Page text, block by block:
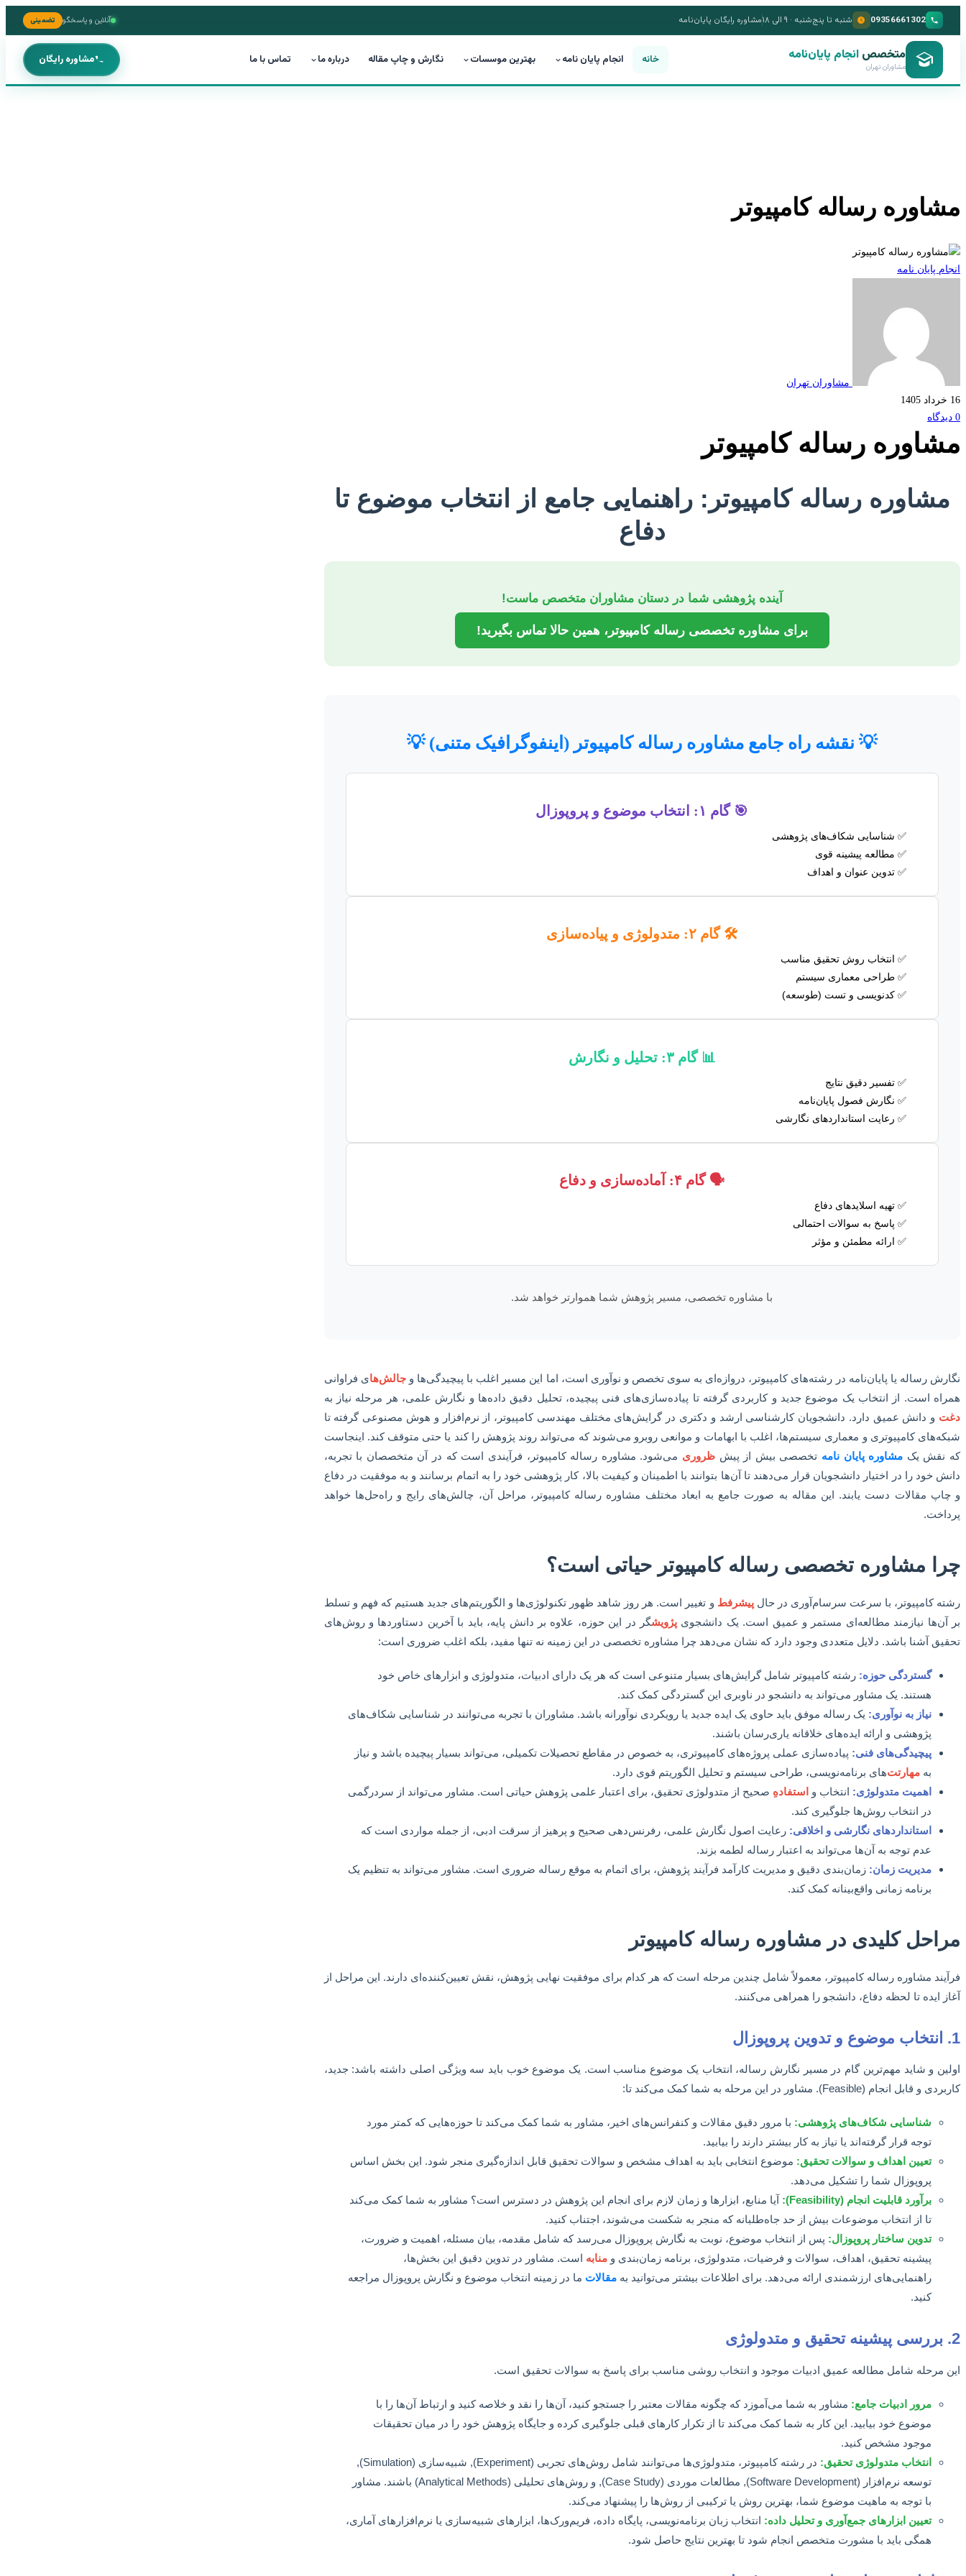
09356661302 شنبه تا پنج‌شنبه · ۹ الی ۱۸ مشاوره رایگان پایان‌نامه آنلاین و پاسخگو تضمینی
متخصص انجام پایان‌نامه
مشاوران تهران خانه انجام پایان نامه بهترین موسسات نگارش و چاپ مقاله درباره ما تماس با ما مشاوره رایگان
مشاوره رساله کامپیوتر
انجام پایان نامه
مشاوران تهران
16 خرداد 1405
0 دیدگاه
مشاوره رساله کامپیوتر
مشاوره رساله کامپیوتر: راهنمایی جامع از انتخاب موضوع تا
دفاع
آینده پژوهشی شما در دستان مشاوران متخصص ماست!
برای مشاوره تخصصی رساله کامپیوتر، همین حالا تماس بگیرید!
💡 نقشه راه جامع مشاوره رساله کامپیوتر (اینفوگرافیک متنی) 💡
🎯 گام ۱: انتخاب موضوع و پروپوزال
شناسایی شکاف‌های پژوهشی
مطالعه پیشینه قوی
تدوین عنوان و اهداف
🛠️ گام ۲: متدولوژی و پیاده‌سازی
انتخاب روش تحقیق مناسب
طراحی معماری سیستم
کدنویسی و تست (طوسعه)
📊 گام ۳: تحلیل و نگارش
تفسیر دقیق نتایج
نگارش فصول پایان‌نامه
رعایت استانداردهای نگارشی
🗣️ گام ۴: آماده‌سازی و دفاع
تهیه اسلایدهای دفاع
پاسخ به سوالات احتمالی
ارائه مطمئن و مؤثر
با مشاوره تخصصی، مسیر پژوهش شما هموارتر خواهد شد.
نگارش رساله یا پایان‌نامه در رشته‌های کامپیوتر، دروازه‌ای به سوی تخصص و نوآوری است، اما این مسیر اغلب با پیچیدگی‌ها وجالش‌های فراوانی
همراه است. از انتخاب یک موضوع جدید و کاربردی گرفته تا پیاده‌سازی‌های فنی پیچیده، تحلیل دقیق داده‌ها و نگارش علمی، هر مرحله نیاز به
دغت و دانش عمیق دارد. دانشجویان کارشناسی ارشد و دکتری در گرایش‌های مختلف مهندسی کامپیوتر، از نرم‌افزار و هوش مصنوعی گرفته تا
شبکه‌های کامپیوتری و معماری سیستم‌ها، اغلب با ابهامات و موانعی روبرو می‌شوند که می‌تواند روند پژوهش را کند یا حتی متوقف کند. اینجاست
که نقش یک مشاوره پایان نامه تخصصی بیش از پیشظروری می‌شود. مشاوره رساله کامپیوتر، فرآیندی است که در آن متخصصان با تجربه،
دانش خود را در اختیار دانشجویان قرار می‌دهند تا آن‌ها بتوانند با اطمینان و کیفیت بالا، کار پژوهشی خود را به اتمام برسانند و به موفقیت در دفاع
و چاپ مقالات دست یابند. این مقاله به صورت جامع به ابعاد مختلف مشاوره رساله کامپیوتر، مراحل آن، چالش‌های رایج و راه‌حل‌ها خواهد
پرداخت.
چرا مشاوره تخصصی رساله کامپیوتر حیاتی است؟
رشته کامپیوتر، با سرعت سرسام‌آوری در حالپیشرفط و تغییر است. هر روز شاهد ظهور تکنولوژی‌ها و الگوریتم‌های جدید هستیم که فهم و تسلط
بر آن‌ها نیازمند مطالعه‌ای مستمر و عمیق است. یک دانشجویپژویشگر در این حوزه، علاوه بر دانش پایه، باید با آخرین دستاوردها و روش‌های
تحقیق آشنا باشد. دلایل متعددی وجود دارد که نشان می‌دهد چرا مشاوره تخصصی در این زمینه نه تنها مفید، بلکه اغلب ضروری است:
گستردگی حوزه: رشته کامپیوتر شامل گرایش‌های بسیار متنوعی است که هر یک دارای ادبیات، متدولوژی و ابزارهای خاص خود
هستند. یک مشاور می‌تواند به دانشجو در ناوبری این گستردگی کمک کند.
نیاز به نوآوری: یک رساله موفق باید حاوی یک ایده جدید یا رویکردی نوآورانه باشد. مشاوران با تجربه می‌توانند در شناسایی شکاف‌های
پژوهشی و ارائه ایده‌های خلاقانه یاری‌رسان باشند.
پیچیدگی‌های فنی: پیاده‌سازی عملی پروژه‌های کامپیوتری، به خصوص در مقاطع تحصیلات تکمیلی، می‌تواند بسیار پیچیده باشد و نیاز
به مهارتت‌های برنامه‌نویسی، طراحی سیستم و تحلیل الگوریتم قوی دارد.
اهمیت متدولوژی: انتخاب و استفادهِ صحیح از متدولوژی تحقیق، برای اعتبار علمی پژوهش حیاتی است. مشاور می‌تواند از سردرگمی
در انتخاب روش‌ها جلوگیری کند.
استانداردهای نگارشی و اخلاقی: رعایت اصول نگارش علمی، رفرنس‌دهی صحیح و پرهیز از سرقت ادبی، از جمله مواردی است که
عدم توجه به آن‌ها می‌تواند به اعتبار رساله لطمه بزند.
مدیریت زمان: زمان‌بندی دقیق و مدیریت کارآمد فرآیند پژوهش، برای اتمام به موقع رساله ضروری است. مشاور می‌تواند به تنظیم یک
برنامه زمانی واقع‌بینانه کمک کند.
مراحل کلیدی در مشاوره رساله کامپیوتر
فرآیند مشاوره رساله کامپیوتر، معمولاً شامل چندین مرحله است که هر کدام برای موفقیت نهایی پژوهش، نقش تعیین‌کننده‌ای دارند. این مراحل از
آغاز ایده تا لحظه دفاع، دانشجو را همراهی می‌کنند.
1. انتخاب موضوع و تدوین پروپوزال
اولین و شاید مهم‌ترین گام در مسیر نگارش رساله، انتخاب یک موضوع مناسب است. یک موضوع خوب باید سه ویژگی اصلی داشته باشد: جدید،
کاربردی و قابل انجام (Feasible). مشاور در این مرحله به شما کمک می‌کند تا:
شناسایی شکاف‌های پژوهشی: با مرور دقیق مقالات و کنفرانس‌های اخیر، مشاور به شما کمک می‌کند تا حوزه‌هایی که کمتر مورد
توجه قرار گرفته‌اند یا نیاز به کار بیشتر دارند را بیابید.
تعیین اهداف و سوالات تحقیق: موضوع انتخابی باید به اهداف مشخص و سوالات تحقیق قابل اندازه‌گیری منجر شود. این بخش اساس
پروپوزال شما را تشکیل می‌دهد.
برآورد قابلیت انجام (Feasibility):
آیا منابع، ابزارها و زمان لازم برای انجام این پژوهش در دسترس است؟ مشاور به شما کمک می‌کند
تا از انتخاب موضوعات بیش از حد جاه‌طلبانه که منجر به شکست می‌شوند، اجتناب کنید.
تدوین ساختار پروپوزال: پس از انتخاب موضوع، نوبت به نگارش پروپوزال می‌رسد که شامل مقدمه، بیان مسئله، اهمیت و ضرورت،
پیشینه تحقیق، اهداف، سوالات و فرضیات، متدولوژی، برنامه زمان‌بندی و منابه است. مشاور در تدوین دقیق این بخش‌ها،
راهنمایی‌های ارزشمندی ارائه می‌دهد. برای اطلاعات بیشتر می‌توانید به مقالات ما در زمینه انتخاب موضوع و نگارش پروپوزال مراجعه
کنید.
2. بررسی پیشینه تحقیق و متدولوژی
این مرحله شامل مطالعه عمیق ادبیات موجود و انتخاب روشی مناسب برای پاسخ به سوالات تحقیق است.
مرور ادبیات جامع: مشاور به شما می‌آموزد که چگونه مقالات معتبر را جستجو کنید، آن‌ها را نقد و خلاصه کنید و ارتباط آن‌ها را با
موضوع خود بیابید. این کار به شما کمک می‌کند تا از تکرار کارهای قبلی جلوگیری کرده و جایگاه پژوهش خود را در میان تحقیقات
موجود مشخص کنید.
انتخاب متدولوژی تحقیق:
در رشته کامپیوتر، متدولوژی‌ها می‌توانند شامل روش‌های تجربی (Experiment), شبیه‌سازی (Simulation),
توسعه نرم‌افزار (Software Development), مطالعات موردی (Case Study), و روش‌های تحلیلی (Analytical Methods) باشند. مشاور
با توجه به ماهیت موضوع شما، بهترین روش یا ترکیبی از روش‌ها را پیشنهاد می‌کند.
تعیین ابزارهای جمع‌آوری و تحلیل داده: انتخاب زبان برنامه‌نویسی، پایگاه داده، فریم‌ورک‌ها، ابزارهای شبیه‌سازی یا نرم‌افزارهای آماری،
همگی باید با مشورت متخصص انجام شود تا بهترین نتایج حاصل شود.